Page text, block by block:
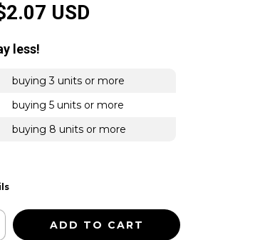
USD
less!
buying 3 units or more
buying 5 units or more
buying 8 units or more